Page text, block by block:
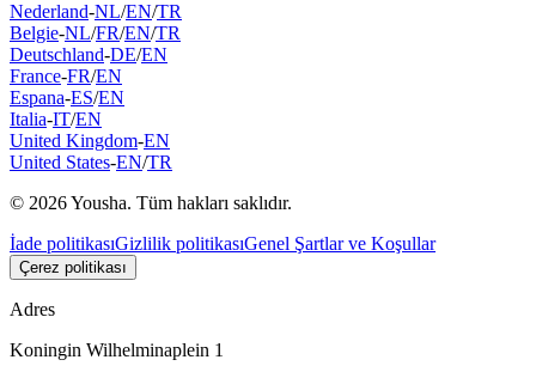
Nederland-NL/EN/TR
Belgie-NL/FR/EN/TR
Deutschland-DE/EN
France-FR/EN
Espana-ES/EN
Italia-IT/EN
United Kingdom-EN
United States-EN/TR
© 2026 Yousha. Tüm hakları saklıdır.
İade politikasıGizlilik politikasıGenel Şartlar ve Koşullar
Çerez politikası
Adres
Koningin Wilhelminaplein 1